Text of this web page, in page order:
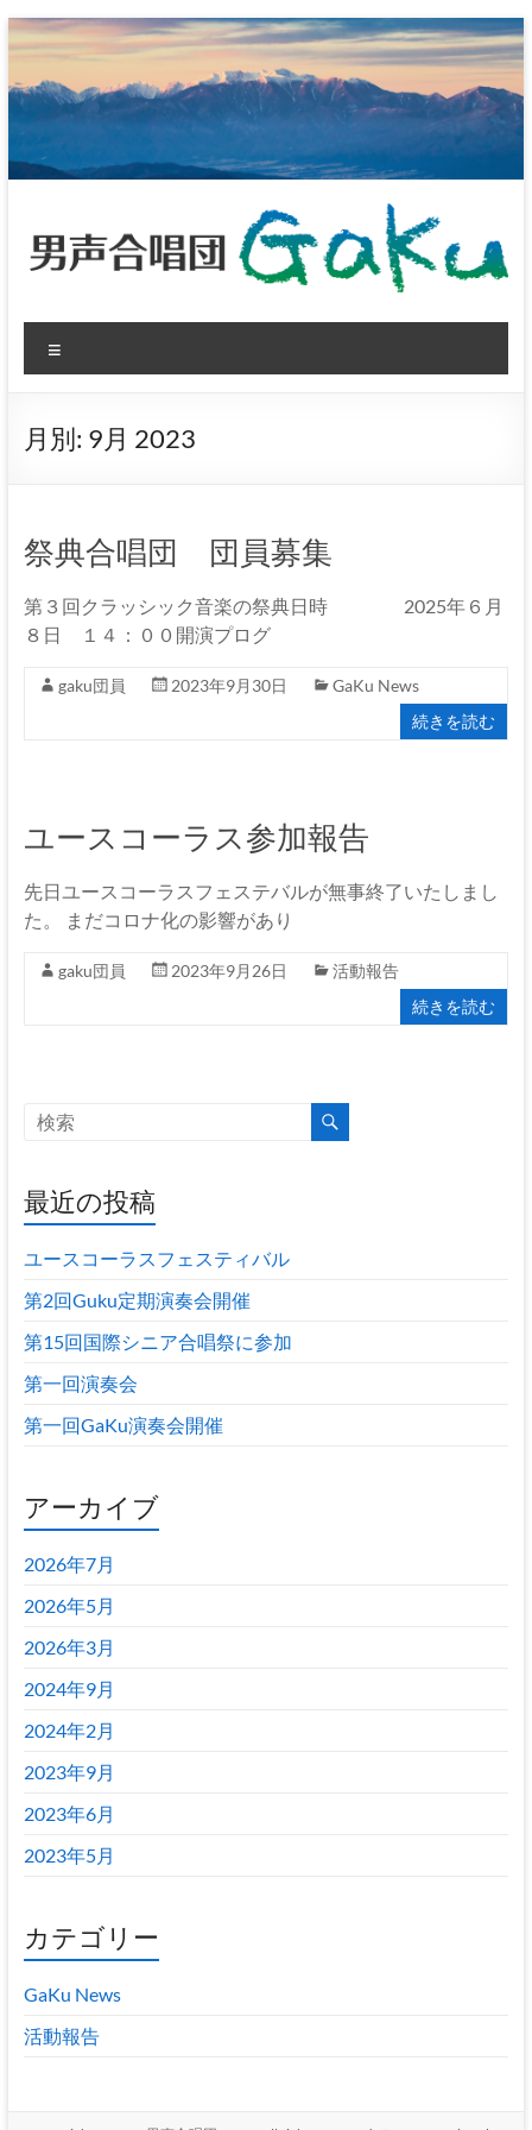
コ
ン
ン
ツ
男
声
合
唱
GaKu
上
伊
男
コ
ー
ニ
ー
月別: 9月 2023
祭典合唱団 団員募集
第３回クラッシック音楽の祭典日時 2025年６月
８日 １４：００開演プログ
gaku団員 2023年9月30日
GaKu News
続きを読む
ユースコーラス参加報告
先日ユースコーラスフェステバルが無事終了いたしまし
た。 まだコロナ化の影響があり
gaku団員 2023年9月26日
活動報告
続きを読む
最近の投稿
ユースコーラスフェスティバル
第2回Guku定期演奏会開催
第15回国際シニア合唱祭に参加
第一回演奏会
第一回GaKu演奏会開催
アーカイブ
2026年7月
2026年5月
2026年3月
2024年9月
2024年2月
2023年9月
2023年6月
2023年5月
カテゴリー
GaKu News
活動報告